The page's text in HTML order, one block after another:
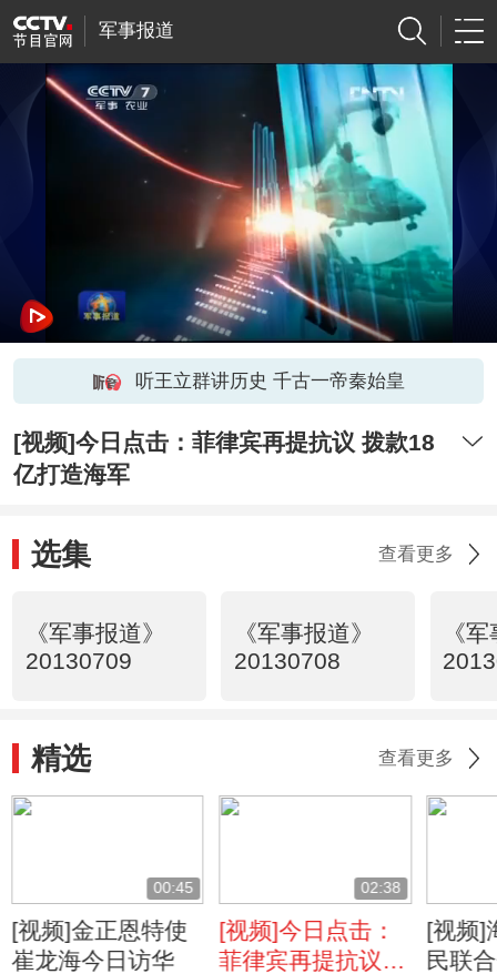
军事报道
听王立群讲历史 千古一帝秦始皇
[视频]今日点击：菲律宾再提抗议 拨款18
亿打造海军
选集 查看更多
《军事报道》
20130709
《军事报道》
20130708
《
精选 查看更多
00:45
[视频]金正恩特使
崔龙海今日访华
02:38
[视频]今日点击：
菲律宾再提抗议
[视频]
民联